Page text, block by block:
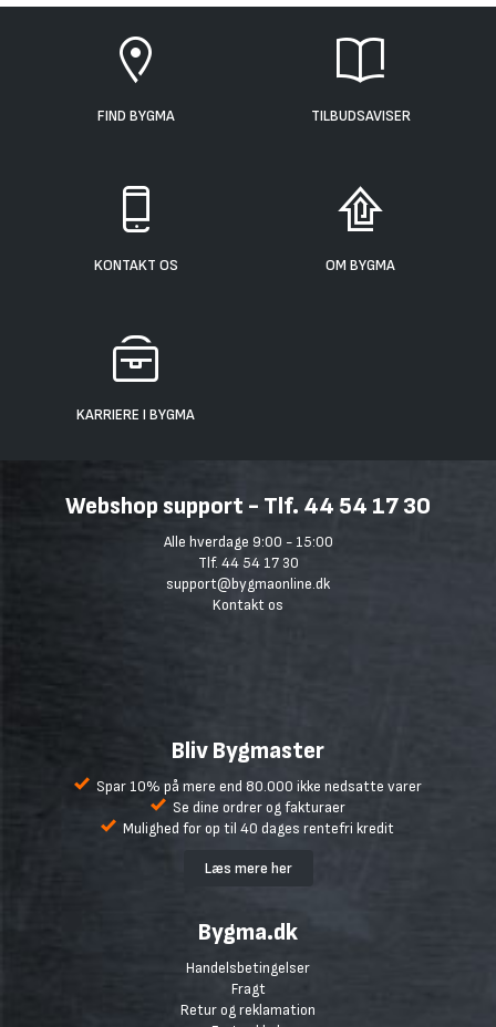
FIND BYGMA TILBUDSAVISER
KONTAKT OS OM BYGMA
KARRIERE I BYGMA
Webshop support - Tlf. 44 54 17 30
Alle hverdage 9:00 - 15:00
Tlf. 44 54 17 30
support@bygmaonline.dk
Kontakt os
Bliv Bygmaster
Spar 10% på mere end 80.000 ikke nedsatte varer
Se dine ordrer og fakturaer
Mulighed for op til 40 dages rentefri kredit
Læs mere her
Bygma.dk
Handelsbetingelser
Fragt
Retur og reklamation